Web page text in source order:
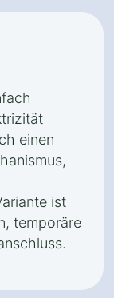
einen
ist
temporäre